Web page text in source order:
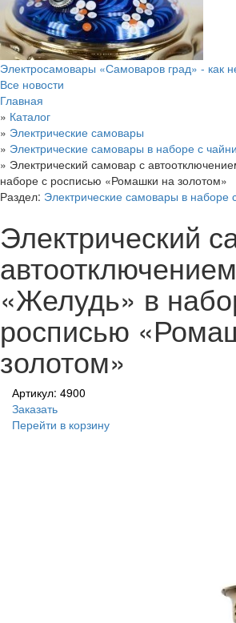
Электросамовары «Самоваров град» - как
Все новости
Главная
» Каталог
» Электрические самовары
» Электрические самовары в наборе с
» Электрический самовар с
наборе с росписью «Ромашки на золотом»
Раздел: Электрические самовары в наборе
Электрический
«Желудь» в
росписью
золотом»
Артикул: 4900
Заказать
Перейти в корзину